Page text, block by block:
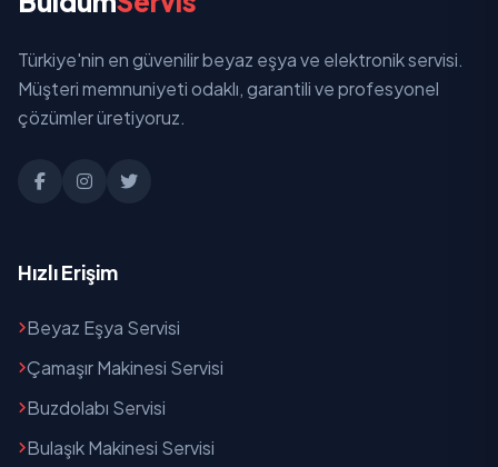
Musalla
Sitte
Sümerevler
Yeni Sanayi
Yeşilyurt
Türkiye'nin en güvenilir beyaz eşya ve elektronik servisi.
Müşteri memnuniyeti odaklı, garantili ve profesyonel
çözümler üretiyoruz.
Hızlı Erişim
Beyaz Eşya Servisi
Çamaşır Makinesi Servisi
Buzdolabı Servisi
Bulaşık Makinesi Servisi